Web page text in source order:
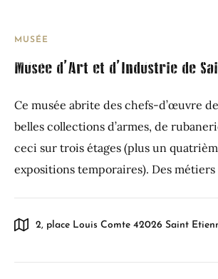
MUSÉE
Musée d’Art et d’Industrie de
Ce musée abrite des chefs-d’œuvre
belles collections d’armes, de
ceci sur trois étages (plus un
expositions temporaires). Des métiers
2, place Louis Comte 42026 Saint